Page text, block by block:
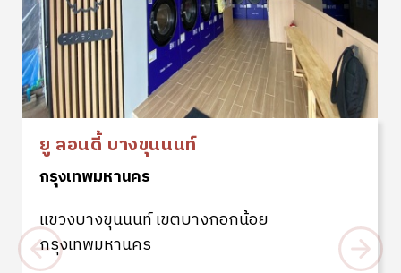
ยู ลอนดี้ บางขุนนนท์
กรุงเทพมหานคร
แขวงบางขุนนนท์ เขตบางกอกน้อย
กรุงเทพมหานคร